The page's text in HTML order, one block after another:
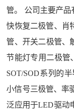
管。 公司主要产品
快恢复二极管、肖
管、开关二极管、
节能灯专用二极管
SOT/SOD系列的
小信号三极管、率
泛应用于LED驱动